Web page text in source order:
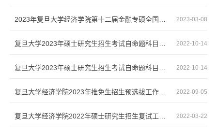
2023-03-08
2023年复旦大学经济学院第十二届金融专硕全国优秀大学生夏令营活动报名通知
2022-10-14
复旦大学2023年硕士研究生招生考试自命题科目考试大纲436资产评估专业基础
2022-10-14
复旦大学2023年硕士研究生招生考试自命题科目考试大纲431金融学综合
2022-09-05
复旦大学经济学院2023年推免生招生预选拔工作通知
2022-03-22
复旦大学经济学院2022年硕士研究生招生复试工作实施细则